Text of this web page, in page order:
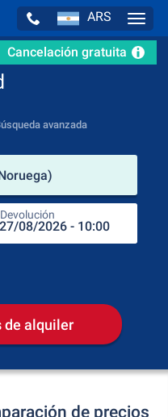
ARS
Cancelación gratuita
avanzada
Devolución
de alquiler
de precios